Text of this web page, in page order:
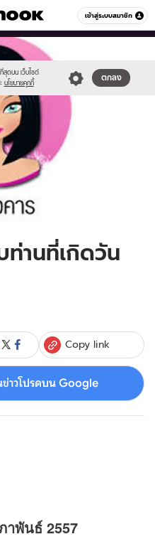
เข้าสู่ระบบสมาชิก
หมวดอื่นๆ
สุดบน เว็บไซต์
นโยบายคุกกี้
ตกลง
ท่านที่เกิดวัน
Copy link
าวโปรดบน Google
าพันธ์ 2557